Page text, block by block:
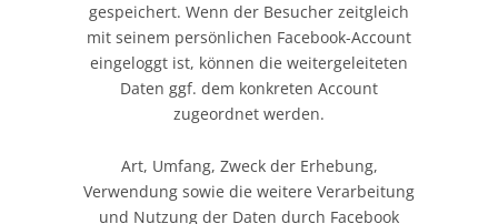
gespeichert. Wenn der Besucher zeitgleich
mit seinem persönlichen Facebook-Account
eingeloggt ist, können die weitergeleiteten
Daten ggf. dem konkreten Account
zugeordnet werden.
Art, Umfang, Zweck der Erhebung,
Verwendung sowie die weitere Verarbeitung
und Nutzung der Daten durch Facebook